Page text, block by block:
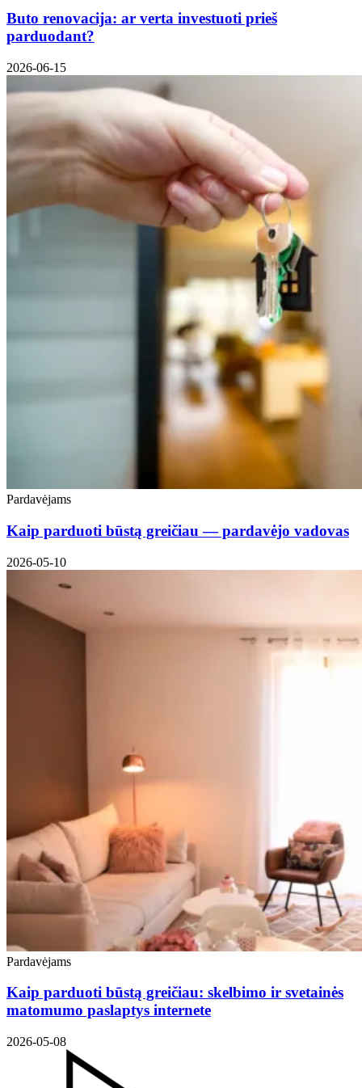
Buto renovacija: ar verta investuoti prieš
parduodant?
2026-06-15
Pardavėjams
Kaip parduoti būstą greičiau — pardavėjo vadovas
2026-05-10
Pardavėjams
Kaip parduoti būstą greičiau: skelbimo ir svetainės
matomumo paslaptys internete
2026-05-08